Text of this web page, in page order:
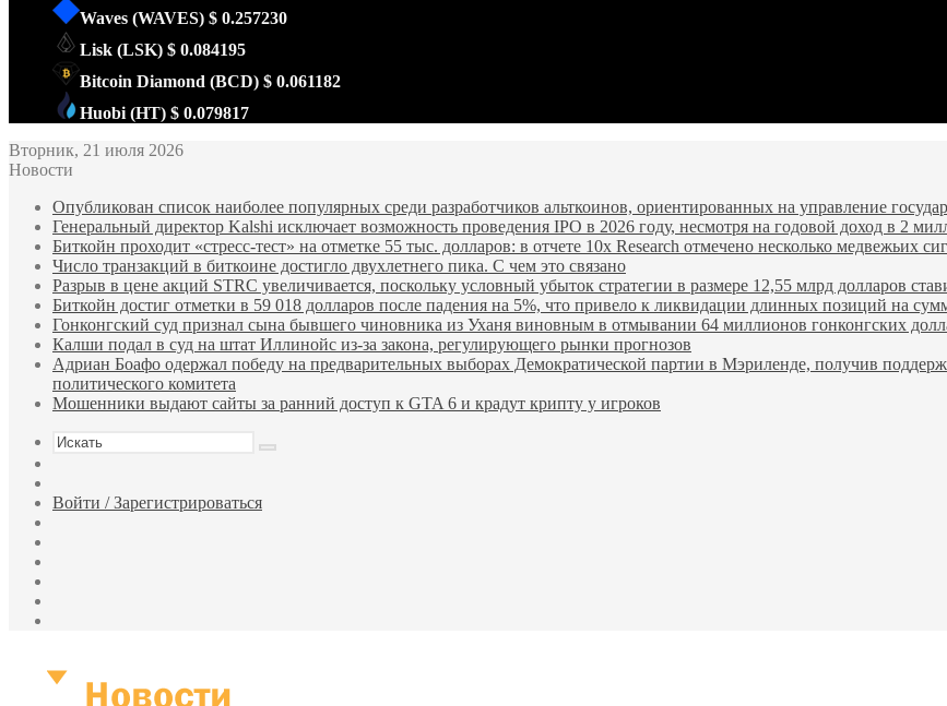
Waves (WAVES) $ 0.257230
Lisk (LSK) $ 0.084195
Bitcoin Diamond (BCD) $ 0.061182
Huobi (HT) $ 0.079817
Вторник, 21 июля 2026
Новости
Опубликован список наиболее популярных среди разработчиков альткоинов, ориентированных на управление
Генеральный директор Kalshi исключает возможность проведения IPO в 2026 году, несмотря на годовой доход в 2
Биткойн проходит «стресс-тест» на отметке 55 тыс. долларов: в отчете 10x Research отмечено несколько медвежьих
Число транзакций в биткоине достигло двухлетнего пика. С чем это связано
Разрыв в цене акций STRC увеличивается, поскольку условный убыток стратегии в размере 12,55 млрд долларов
Биткойн достиг отметки в 59 018 долларов после падения на 5%, что привело к ликвидации длинных позиций на
Гонконгский суд признал сына бывшего чиновника из Уханя виновным в отмывании 64 миллионов гонконгских
Калши подал в суд на штат Иллинойс из-за закона, регулирующего рынки прогнозов
Адриан Боафо одержал победу на предварительных выборах Демократической партии в Мэриленде, получив
политического комитета
Мошенники выдают сайты за ранний доступ к GTA 6 и крадут крипту у игроков
Искать
статья
Войти / Зарегистрироваться